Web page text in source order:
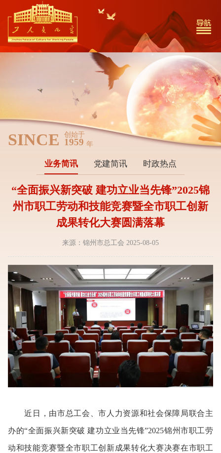
SINCE 创始于
1959 年
业务简讯 党建简讯 时政热点
“全面振兴新突破 建功立业当先锋”2025锦
州市职工劳动和技能竞赛暨全市职工创新
成果转化大赛圆满落幕
来源：锦州市总工会 2025-08-05
近日，由市总工会、市人力资源和社会保障局联合主
办的“全面振兴新突破 建功立业当先锋”2025锦州市职工劳
动和技能竞赛暨全市职工创新成果转化大赛决赛在市职工